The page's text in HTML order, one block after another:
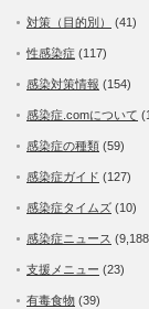
対策（目的別） (41)
性感染症 (117)
感染対策情報 (154)
感染症.comについて
感染症の種類 (59)
感染症ガイド (127)
感染症タイムズ (10)
感染症ニュース
支援メニュー (23)
有毒食物 (39)